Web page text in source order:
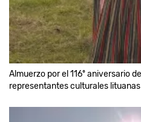
Almuerzo por el 116º aniversario
representantes culturales lituanas